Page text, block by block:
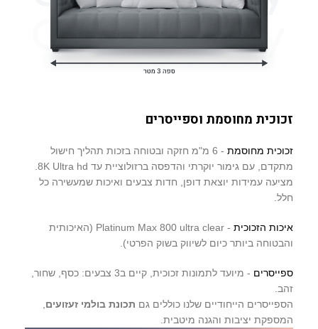
זכוכית מחוסמת וספייסרים
זכוכית מחוסמת
- 6 מ"מ חזקה ובטוחה בזכות תהליך חישול
מציעה עמידות יוצאת דופן, חדות צבעים ואיכות שמעשירה כל
חלל.
איכות הזכוכית
- Platinum Max 800 ultra clear (האיכותית
והבטוחה ביותר כיום לשיווק בשוק הפרטי).
ספייסרים
- מיועד לתמונות זכוכית, קיים ב3 צבעים: כסף, שחור,
זהב.
הספייסרים הייחודיים שלנו כוללים גם תכונת בולמי זעזועים
המספקת יציבות והגנה מיטבית.